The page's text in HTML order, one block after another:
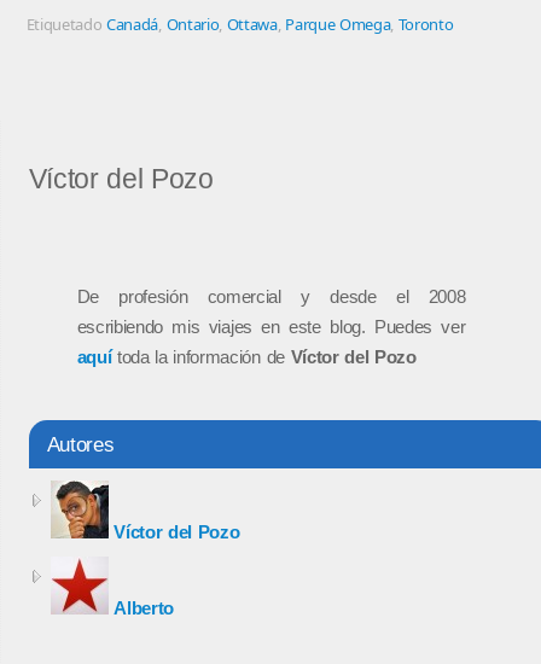
EtiquetadoCanadá, Ontario, Ottawa, Parque Omega, Toronto
Víctor del Pozo
De profesión comercial y desde el 2008
escribiendo mis viajes en este blog. Puedes ver
aquítoda la información de Víctor del Pozo
Autores
Víctor del Pozo
Alberto